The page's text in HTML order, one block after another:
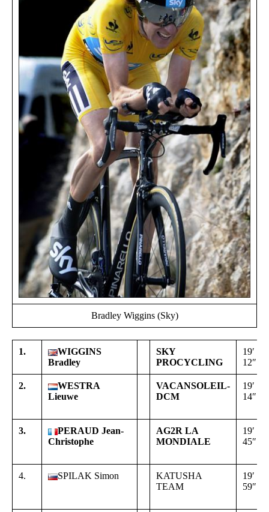
Bradley Wiggins (Sky)
1.
WIGGINS
Bradley
SKY
PROCYCLING
19′
12″
2.
WESTRA
Lieuwe
VACANSOLEIL-
DCM
19′
14″
3.
PERAUD Jean-
Christophe
AG2R LA
MONDIALE
19′
45″
4. SPILAK Simon
KATUSHA
TEAM
19′
59″